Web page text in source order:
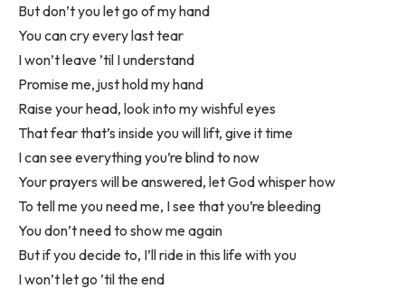
But don’t you let go of my hand
You can cry every last tear
I won’t leave ’til I understand
Promise me, just hold my hand
Raise your head, look into my wishful eyes
That fear that’s inside you will lift, give it time
I can see everything you’re blind to now
Your prayers will be answered, let God whisper how
To tell me you need me, I see that you’re bleeding
You don’t need to show me again
But if you decide to, I’ll ride in this life with you
I won’t let go ’til the end